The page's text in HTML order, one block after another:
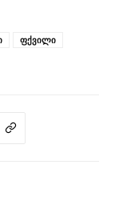
ფქვილი